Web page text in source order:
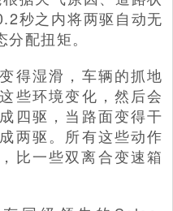
秒之内将两驱自动无
配扭矩。
得湿滑，车辆的抓地
些环境变化，然后会
四驱，当路面变得干
两驱。所有这些动作
比一些双离合变速箱